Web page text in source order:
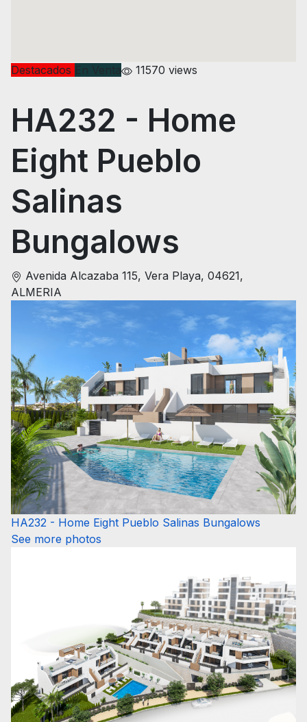
Destacados 11570 views
HA232 - Home
Eight Pueblo
Salinas
Bungalows
Avenida Alcazaba 115, Vera Playa, 04621,
ALMERIA
HA232 - Home Eight Pueblo Salinas Bungalows
See more photos